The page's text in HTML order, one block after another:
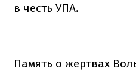
в честь УПА.
Память о жертвах